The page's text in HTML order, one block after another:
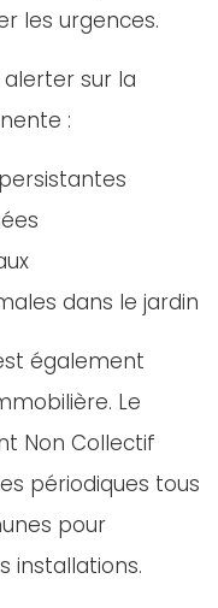
les urgences.
sur la
:
dans le jardin
également
Le
Non Collectif
périodiques tous
pour
installations.